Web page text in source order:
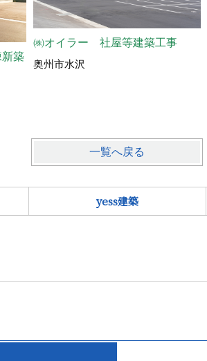
築
㈱オイラー 社屋等建築工事
奥州市水沢
一覧へ戻る
yess建築